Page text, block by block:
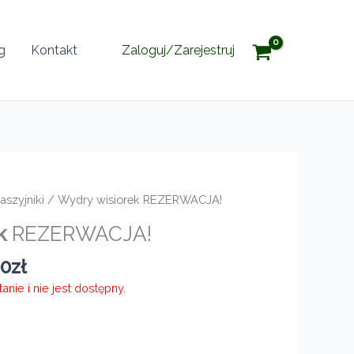
Kontakt Zaloguj/Zarejestruj
/ Wydry wisiorek REZERWACJA!
REZERWACJA!
złZakres
cen:
i nie jest dostępny.